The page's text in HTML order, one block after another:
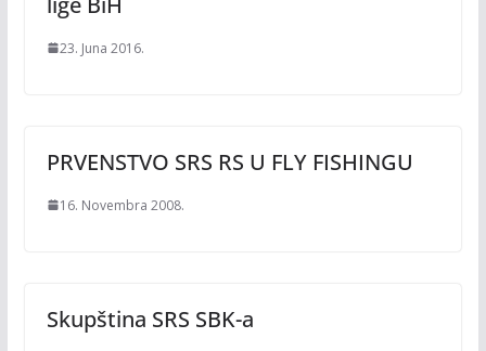
23. Juna 2016.
PRVENSTVO SRS RS U FLY FISHINGU
16. Novembra 2008.
Skupština SRS SBK-a